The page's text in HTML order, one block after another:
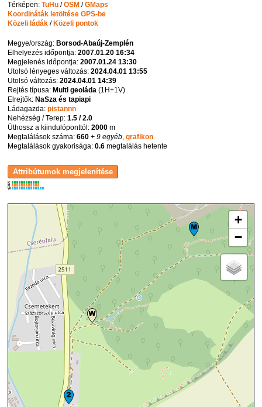
Térképen:TuHu /OSM /GMaps
Koordináták letöltése GPS-be
Közeli ládák / Közeli pontok
Megye/ország: Borsod-Abaúj-Zemplén
Elhelyezés időpontja:2007.01.20 16:34
Megjelenés időpontja:2007.01.24 13:30
Utolsó lényeges változás:2024.04.01 13:55
Utolsó változás:2024.04.01 14:39
Rejtés típusa: Multi geoláda (1H+1V)
Elrejtők: NaSza és tapiapi
Ládagazda:pistannn
Nehézség / Terep:1.5 / 2.0
Úthossz a kiindulóponttól:2000 m
Megtalálások száma:660 + 9 egyéb,grafikon
Megtalálások gyakorisága:0.6 megtalálás hetente
K
R
W
+
−